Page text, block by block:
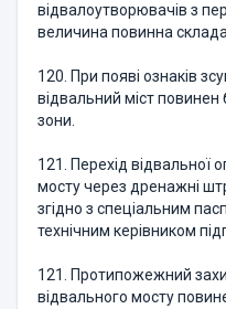
відвалоутворювачів з
величина повинна
120. При появі ознаків
відвальний міст
зони.
121. Перехід відвальної
мосту через дренажні
згідно з спеціальним
технічним керівником
121. Протипожежний
відвального мосту